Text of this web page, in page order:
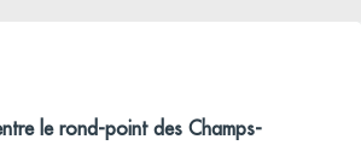
le rond-point des Champs-